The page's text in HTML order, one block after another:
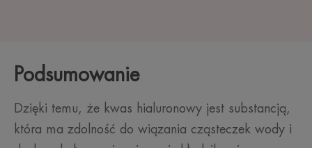
Podsumowanie
Dzięki temu, że kwas hialuronowy jest substancją,
która ma zdolność do wiązania cząsteczek wody i